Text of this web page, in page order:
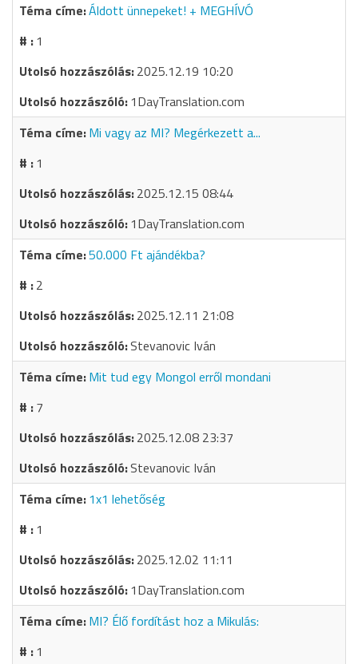
Áldott ünnepeket! + MEGHÍVÓ
1
2025.12.19 10:20
1DayTranslation.com
Mi vagy az MI? Megérkezett a...
1
2025.12.15 08:44
1DayTranslation.com
50.000 Ft ajándékba?
2
2025.12.11 21:08
Stevanovic Iván
Mit tud egy Mongol erről mondani
7
2025.12.08 23:37
Stevanovic Iván
1x1 lehetőség
1
2025.12.02 11:11
1DayTranslation.com
MI? Élő fordítást hoz a Mikulás:
1